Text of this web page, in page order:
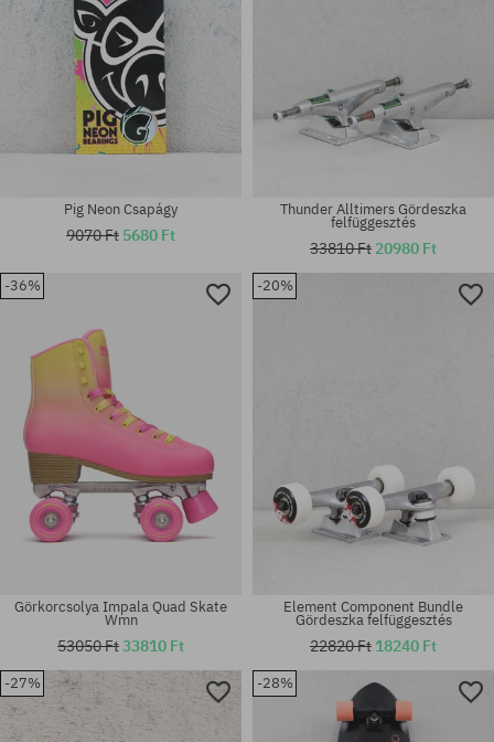
Elérhető méretek:
Elérhető méretek:
univerzális méret
Pig Neon Csapágy
9070 Ft 5680 Ft
Elérhető méretek:
Thunder Alltimers Gördeszka
felfüggesztés
33810 Ft 20980 Ft
-36%
Görkorcsolya Impala Quad Skate
Wmn
53050 Ft33810 Ft
-20%
Element Component Bundle
Gördeszka felfüggesztés
22820 Ft 18240 Ft
-27% -28%